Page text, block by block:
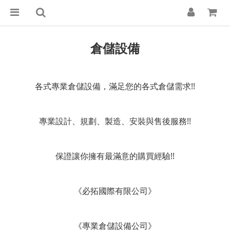
倉儲設備
各式專業倉儲設備，滿足您的各式倉儲需求!!
專業設計、規劃、製造、安裝與售後服務!!
保證讓你擁有最滿意的購買經驗!!
《必拓國際有限公司》
《專業倉儲設備公司》